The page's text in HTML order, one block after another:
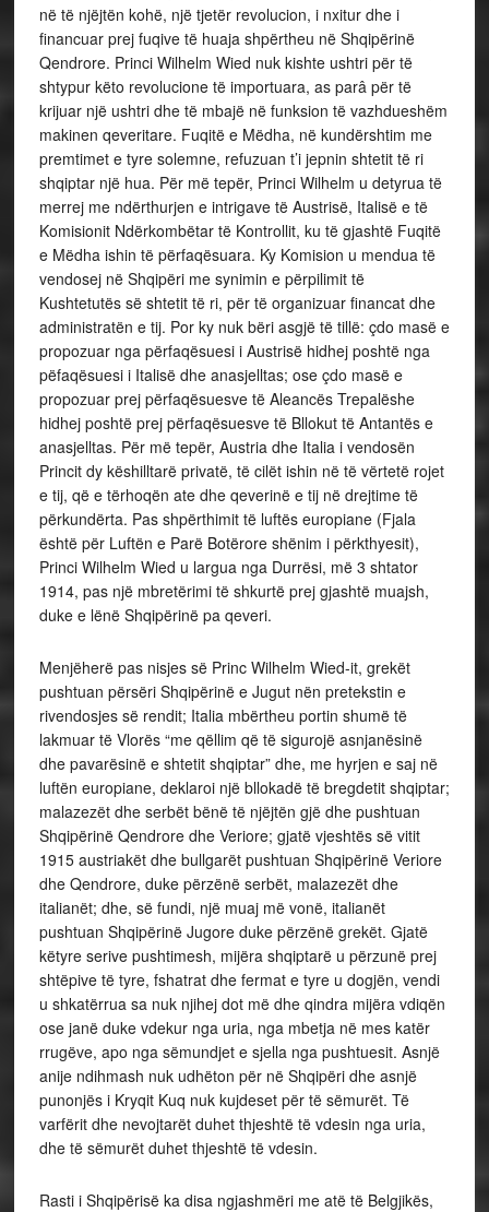
në të njëjtën kohë, një tjetër revolucion, i nxitur dhe i
financuar prej fuqive të huaja shpërtheu në Shqipërinë
Qendrore. Princi Wilhelm Wied nuk kishte ushtri për të
shtypur këto revolucione të importuara, as parâ për të
krijuar një ushtri dhe të mbajë në funksion të vazhdueshëm
makinen qeveritare. Fuqitë e Mëdha, në kundërshtim me
premtimet e tyre solemne, refuzuan t’i jepnin shtetit të ri
shqiptar një hua. Për më tepër, Princi Wilhelm u detyrua të
merrej me ndërthurjen e intrigave të Austrisë, Italisë e të
Komisionit Ndërkombëtar të Kontrollit, ku të gjashtë Fuqitë
e Mëdha ishin të përfaqësuara. Ky Komision u mendua të
vendosej në Shqipëri me synimin e përpilimit të
Kushtetutës së shtetit të ri, për të organizuar financat dhe
administratën e tij. Por ky nuk bëri asgjë të tillë: çdo masë e
propozuar nga përfaqësuesi i Austrisë hidhej poshtë nga
pëfaqësuesi i Italisë dhe anasjelltas; ose çdo masë e
propozuar prej përfaqësuesve të Aleancës Trepalëshe
hidhej poshtë prej përfaqësuesve të Bllokut të Antantës e
anasjelltas. Për më tepër, Austria dhe Italia i vendosën
Princit dy këshilltarë privatë, të cilët ishin në të vërtetë rojet
e tij, që e tërhoqën ate dhe qeverinë e tij në drejtime të
përkundërta. Pas shpërthimit të luftës europiane (Fjala
është për Luftën e Parë Botërore shënim i përkthyesit),
Princi Wilhelm Wied u largua nga Durrësi, më 3 shtator
1914, pas një mbretërimi të shkurtë prej gjashtë muajsh,
duke e lënë Shqipërinë pa qeveri.
Menjëherë pas nisjes së Princ Wilhelm Wied-it, grekët
pushtuan përsëri Shqipërinë e Jugut nën pretekstin e
rivendosjes së rendit; Italia mbërtheu portin shumë të
lakmuar të Vlorës “me qëllim që të sigurojë asnjanësinë
dhe pavarësinë e shtetit shqiptar” dhe, me hyrjen e saj në
luftën europiane, deklaroi një bllokadë të bregdetit shqiptar;
malazezët dhe serbët bënë të njëjtën gjë dhe pushtuan
Shqipërinë Qendrore dhe Veriore; gjatë vjeshtës së vitit
1915 austriakët dhe bullgarët pushtuan Shqipërinë Veriore
dhe Qendrore, duke përzënë serbët, malazezët dhe
italianët; dhe, së fundi, një muaj më vonë, italianët
pushtuan Shqipërinë Jugore duke përzënë grekët. Gjatë
këtyre serive pushtimesh, mijëra shqiptarë u përzunë prej
shtëpive të tyre, fshatrat dhe fermat e tyre u dogjën, vendi
u shkatërrua sa nuk njihej dot më dhe qindra mijëra vdiqën
ose janë duke vdekur nga uria, nga mbetja në mes katër
rrugëve, apo nga sëmundjet e sjella nga pushtuesit. Asnjë
anije ndihmash nuk udhëton për në Shqipëri dhe asnjë
punonjës i Kryqit Kuq nuk kujdeset për të sëmurët. Të
varfërit dhe nevojtarët duhet thjeshtë të vdesin nga uria,
dhe të sëmurët duhet thjeshtë të vdesin.
Rasti i Shqipërisë ka disa ngjashmëri me atë të Belgjikës,